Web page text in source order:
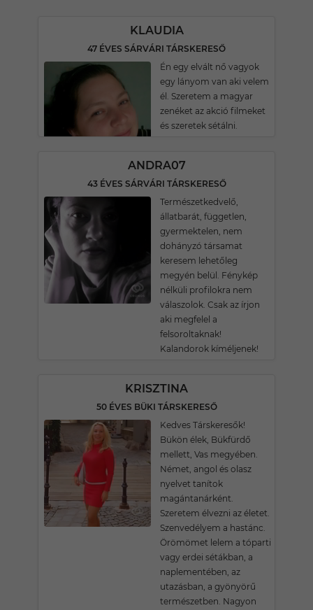
KLAUDIA
47 ÉVES SÁRVÁRI TÁRSKERESŐ
Én egy elvált nő vagyok
egy lányom van aki velem
él. Szeretem a magyar
zenéket az akció filmeket
és szeretek sétálni.
ANDRA07
43 ÉVES SÁRVÁRI TÁRSKERESŐ
Természetkedvelő,
állatbarát, független,
gyermektelen, nem
dohányzó társamat
keresem lehetőleg
megyén belül. Fénykép
nélküli profilokra nem
válaszolok. Csak az írjon
aki megfelel a
felsoroltaknak!
Kalandorok kíméljenek!
KRISZTINA
50 ÉVES BÜKI TÁRSKERESŐ
Kedves Társkeresők!
Bükön élek, Bükfürdő
mellett, Vas megyében.
Német, angol és olasz
nyelvet tanítok
magántanárként.
Szeretem élvezni az életet.
Szenvedélyem a hastánc.
Örömömet lelem a tóparti
vagy erdei sétákban, a
naplementében, az
utazásban, a gyönyörű
természetben. Nagyon